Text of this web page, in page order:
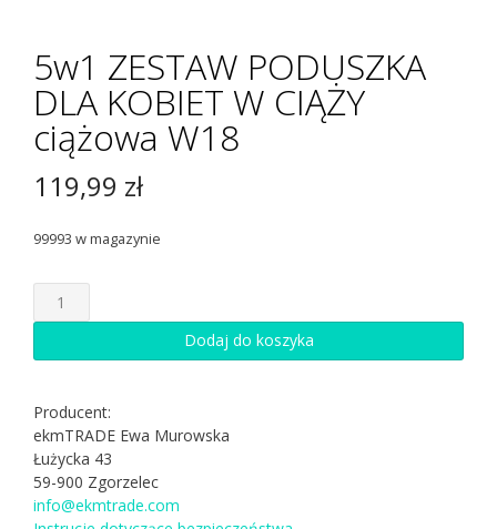
5w1 ZESTAW PODUSZKA
DLA KOBIET W CIĄŻY
ciążowa W18
119,99 zł
99993 w magazynie
ilość
5w1
PODUSZKA
KOBIET
W
CIĄŻY
ciążowa
W18
Dodaj do koszyka
Producent:
ekmTRADE Ewa Murowska
Łużycka 43
59-900 Zgorzelec
info@ekmtrade.com